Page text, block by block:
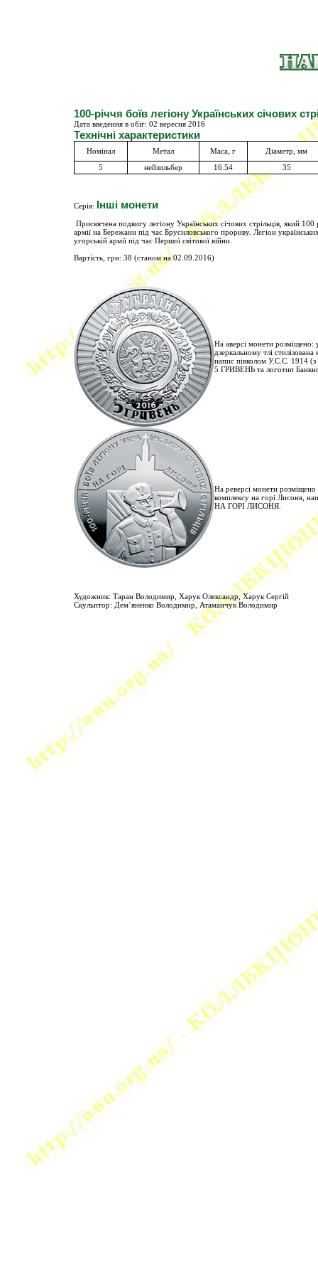
100-річчя боїв легіону Українських січових
Дата введення в обіг: 02 веpесня 2016
Технічні характеристики
Номінал Метал Маса, г
Діаметр, мм
5
нейзильбер 16.54 35
Серія: Інші монети
Присвячена подвигу легіону Українських січових стрільців, який
армії на Бережани під час Брусиловського прориву. Легіон
угорській армії під час Першої світової війни.
Вартість, грн: 38 (станом на 02.09.2016)
На аверсі монети
дзеркальному тлі
напис півколом У.С.С. 1914 (з
5 ГРИВЕНЬ та логотип
На реверсі монети розміщено
комплексу на горі Лисоня,
НА ГОРІ ЛИСОНЯ.
Художник: Таран Володимир, Харук Олександр, Харук Сергій
Скульптор: Дем`яненко Володимир, Атаманчук Володимир